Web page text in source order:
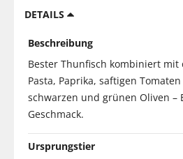
DETAILS
Beschreibung
Bester Thunfisch kombiniert
Pasta, Paprika, saftigen
schwarzen und grünen Oliven –
Geschmack.
Ursprungstier